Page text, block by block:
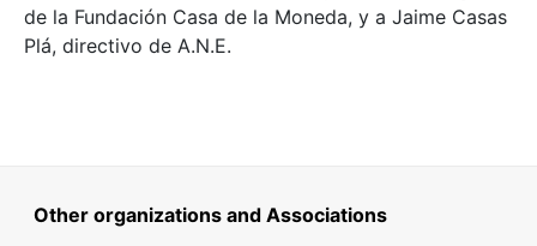
de la Fundación Casa de la Moneda, y a Jaime Casas
Plá, directivo de A.N.E.
Other organizations and Associations